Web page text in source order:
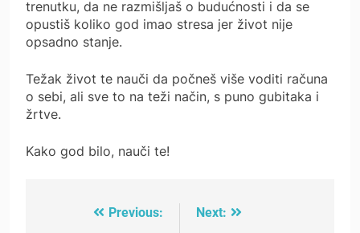
trenutku, da ne razmišljaš o budućnosti i da se
opustiš koliko god imao stresa jer život nije
opsadno stanje.
Težak život te nauči da počneš više voditi računa
o sebi, ali sve to na teži način, s puno gubitaka i
žrtve.
Kako god bilo, nauči te!
Previous:
Next: